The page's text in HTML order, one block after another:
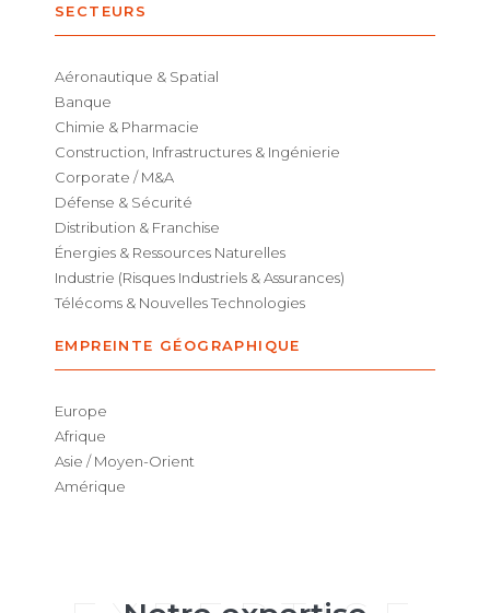
SECTEURS
Aéronautique & Spatial
Banque
Chimie & Pharmacie
Construction, Infrastructures & Ingénierie
Corporate / M&A
Défense & Sécurité
Distribution & Franchise
Énergies & Ressources Naturelles
Industrie (Risques Industriels & Assurances)
Télécoms & Nouvelles Technologies
EMPREINTE GÉOGRAPHIQUE
Europe
Afrique
Asie / Moyen-Orient
Amérique